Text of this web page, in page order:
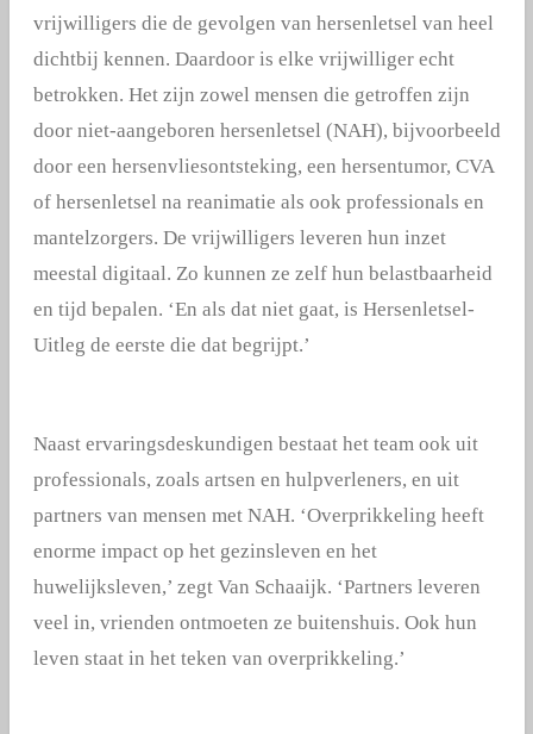
vrijwilligers die de gevolgen van hersenletsel van heel
dichtbij kennen. Daardoor is elke vrijwilliger echt
betrokken. Het zijn zowel mensen die getroffen zijn
door niet-aangeboren hersenletsel (NAH), bijvoorbeeld
door een hersenvliesontsteking, een hersentumor, CVA
of hersenletsel na reanimatie als ook professionals en
mantelzorgers. De vrijwilligers leveren hun inzet
meestal digitaal. Zo kunnen ze zelf hun belastbaarheid
en tijd bepalen. ‘En als dat niet gaat, is Hersenletsel-
Uitleg de eerste die dat begrijpt.’
Naast ervaringsdeskundigen bestaat het team ook uit
professionals, zoals artsen en hulpverleners, en uit
partners van mensen met NAH. ‘Overprikkeling heeft
enorme impact op het gezinsleven en het
huwelijksleven,’ zegt Van Schaaijk. ‘Partners leveren
veel in, vrienden ontmoeten ze buitenshuis. Ook hun
leven staat in het teken van overprikkeling.’